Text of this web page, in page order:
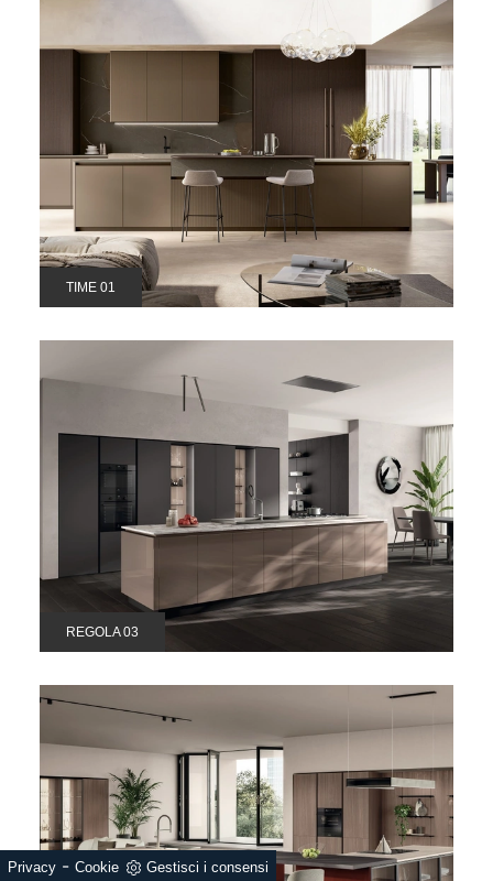
TIME 01
REGOLA 03
Privacy - Cookie Gestisci i consensi